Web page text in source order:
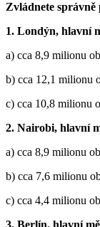
Zvládnete
1. Londýn, hlavní
a) cca 8,9 milionu
b) cca 12,1 milionu
c) cca 10,8 milionu
2. Nairobi, hlavní
a) cca 8,9 milionu
b) cca 7,6 milionu
c) cca 4,4 milionu
3. Berlín, hlavní